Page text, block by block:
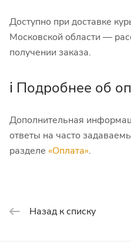
Доступно при доставке
Московской области —
получении заказа.
ℹ️ Подробнее об
Дополнительная
ответы на часто
разделе «Оплата».
Назад к списку